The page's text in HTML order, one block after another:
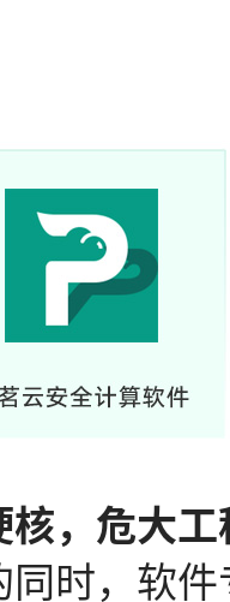
，危大工
，软件